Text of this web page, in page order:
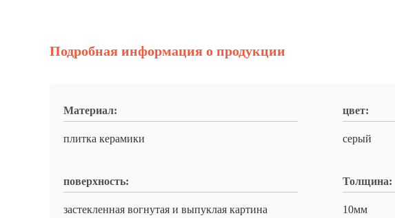
Подробная информация о продукции
Материал:
плитка керамики
цвет:
серый
поверхность:
застекленная вогнутая и выпуклая картина
Толщина:
10мм